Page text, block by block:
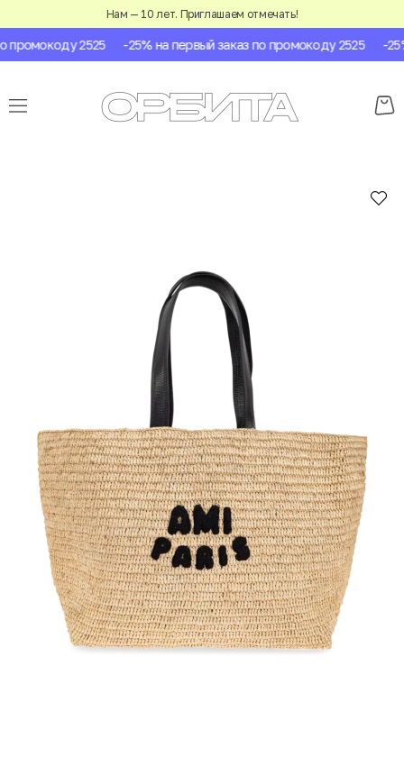
Нам — 10 лет. Приглашаем отмечать!
2525 -25% на первый заказ по промокоду 2525 -